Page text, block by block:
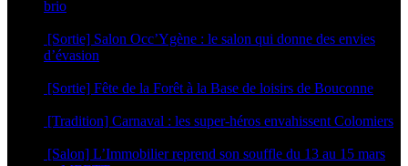
brio
[Sortie] Salon Occ’Ygène : le salon qui donne des envies
d’évasion
[Sortie] Fête de la Forêt à la Base de loisirs de Bouconne
[Tradition] Carnaval : les super-héros envahissent Colomiers
[Salon] L’Immobilier reprend son souffle du 13 au 15 mars